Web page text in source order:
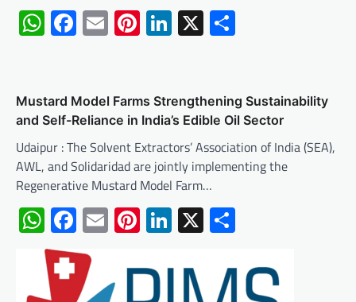
WhatsApp
Facebook
EmailPinterest
LinkedIn
X
Mustard Model Farms Strengthening Sustainability
and Self-Reliance in India’s Edible Oil Sector
Udaipur : The Solvent Extractors’ Association of India (SEA),
AWL, and Solidaridad are jointly implementing the
Regenerative Mustard Model Farm…
WhatsApp
Facebook
EmailPinterest
LinkedIn
X